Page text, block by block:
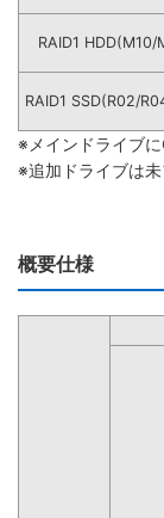
RAID1 HDD(M10/
RAID1 SSD(R02/
※メインドライブ
※追加ドライブは
概要仕様